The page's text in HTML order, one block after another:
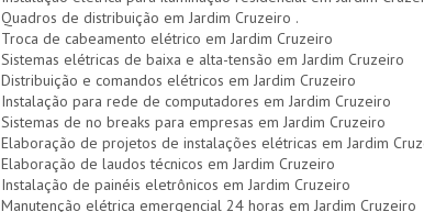
Quadros de distribuição em Jardim Cruzeiro .
Troca de cabeamento elétrico em Jardim Cruzeiro
Sistemas elétricas de baixa e alta-tensão em Jardim Cruzeiro
Distribuição e comandos elétricos em Jardim Cruzeiro
Instalação para rede de computadores em Jardim Cruzeiro
Sistemas de no breaks para empresas em Jardim Cruzeiro
Elaboração de projetos de instalações elétricas em Jardim
Elaboração de laudos técnicos em Jardim Cruzeiro
Instalação de painéis eletrônicos em Jardim Cruzeiro
Manutenção elétrica emergencial 24 horas em Jardim Cruzeiro